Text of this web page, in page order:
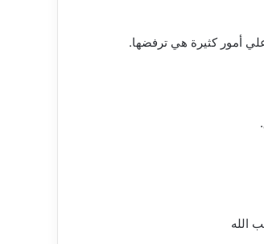
أمور كثيرة هي ترفضها.
الله